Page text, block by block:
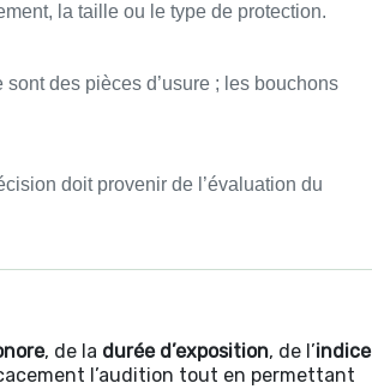
la taille ou le type de protection.
des pièces d’usure ; les bouchons
doit provenir de l’évaluation du
, de la durée d’exposition, de l’indice
l’audition tout en permettant